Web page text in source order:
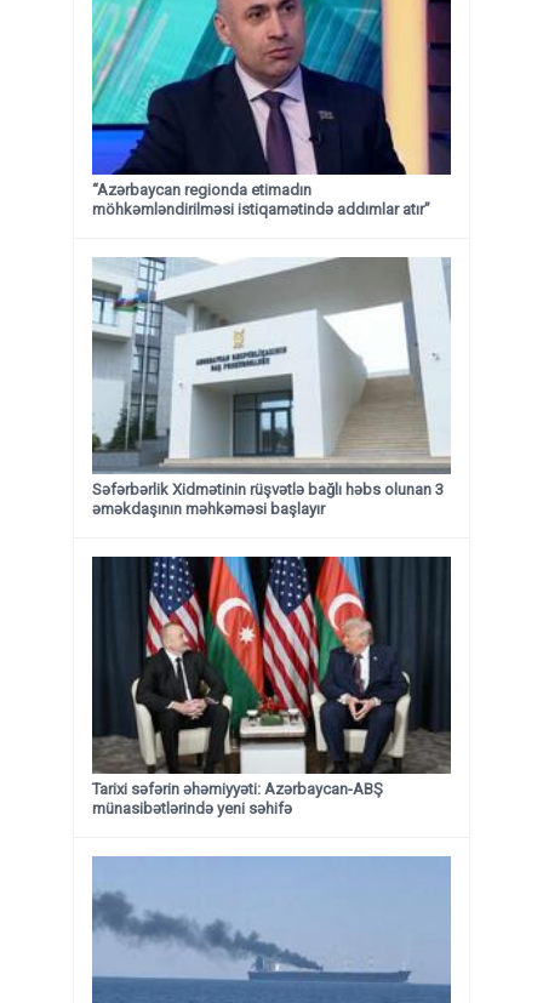
“Azərbaycan regionda etimadın
möhkəmləndirilməsi istiqamətində addımlar atır”
Səfərbərlik Xidmətinin rüşvətlə bağlı həbs olunan 3
əməkdaşının məhkəməsi başlayır
Tarixi səfərin əhəmiyyəti: Azərbaycan-ABŞ
münasibətlərində yeni səhifə